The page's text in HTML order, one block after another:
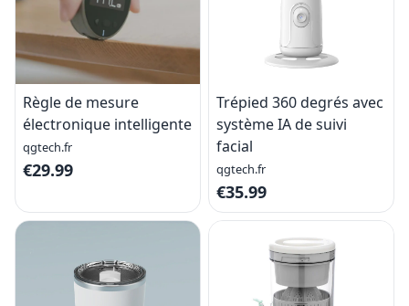
Règle de mesure
électronique intelligente
qgtech.fr
€29.99
Trépied 360 degrés avec
système IA de suivi
facial
qgtech.fr
€35.99